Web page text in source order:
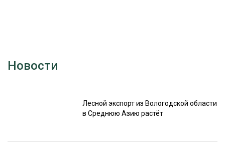
Новости
Лесной экспорт из Вологодской области
в Среднюю Азию растёт